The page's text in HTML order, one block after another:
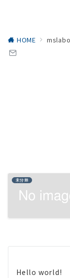
HOME mslabo
未分類
Hello world!